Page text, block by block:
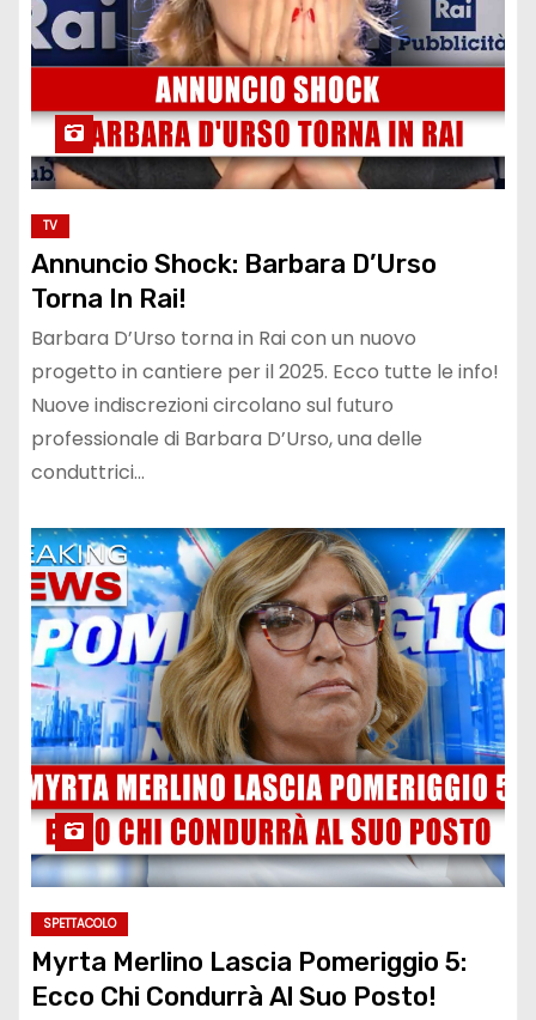
TV
Annuncio Shock: Barbara D’Urso
Torna In Rai!
Barbara D’Urso torna in Rai con un nuovo
progetto in cantiere per il 2025. Ecco tutte le info!
Nuove indiscrezioni circolano sul futuro
professionale di Barbara D’Urso, una delle
conduttrici…
SPETTACOLO
Myrta Merlino Lascia Pomeriggio 5:
Ecco Chi Condurrà Al Suo Posto!